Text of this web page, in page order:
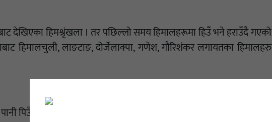
देखिएका हिमश्रृंखला । तर पछिल्लो समय हिमालहरूमा हिउँ भने हराउँदै गएको
हिमालचुली, लाङटाङ, दोर्जेलाक्पा, गणेश, गौरिशंकर लगायतका हिमालहरु
पिउँदै बाँदर ।\